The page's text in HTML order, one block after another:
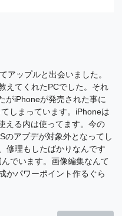
アップルと出会いました。
えてくれたPCでした。それ
がiPhoneが発売された事に
しまっています。iPhoneは
える内は使ってます。今の
のアプデが対象外となってし
修理もしたばかりなんです
でいます。画像編集なんて
かパワーポイント作るぐら